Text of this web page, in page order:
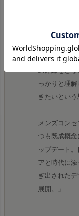
メンズ、レ
ブランド名
能などの古
来のしきたり
の路線をと
っかりと理
きたいという
メンズコン
つも既成概
ップデート
アと時代に
ぎ出された
展開。」